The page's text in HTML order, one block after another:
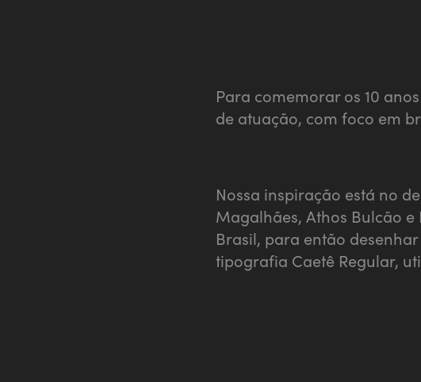
Para comemorar os 10
de atuação, com foco em
Nossa inspiração está no
Magalhães, Athos Bulcão
Brasil, para então
tipografia Caetê Regular,